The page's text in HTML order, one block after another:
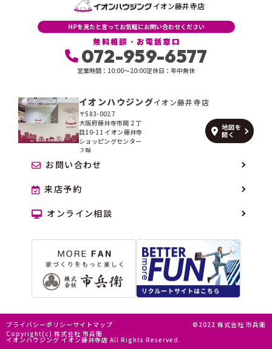
イオン藤井寺店
HPを見たと言ってお気軽にお問い合わせください
無料相談・お電話窓口
072-959-6577
営業時間：10:00〜20:00定休日：年中無休
イオンハウジングイオン藤井寺店
〒583-0027
大阪府藤井寺市岡２丁
目10-11 イオン藤井寺
ショッピングセンター
２階
地図を
開く
お問い合わせ
来店予約
オンライン相談
プライバシーポリシー サイトマップ
©2022 株式会社 市兵衛
Copyright(c) 株式会社 市兵衛
イオンハウジング イオン藤井寺店 All Rights Reserved.